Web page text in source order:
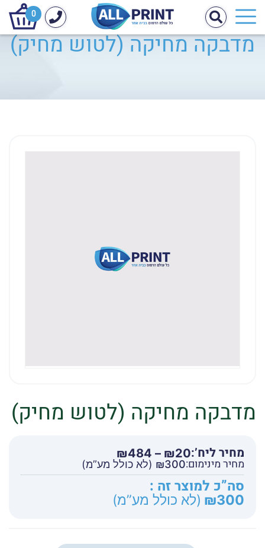
0
מדבקה מחיקה (לטוש מחיק)
מדבקה מחיקה (לטוש מחיק)
מחיר ליח’: ₪20
–
₪484
מחירים:
מחיר מינימום: ₪300 (לא כולל מע”מ)
סה”כ למוצר זה :
₪300 (לא כולל מע”מ)